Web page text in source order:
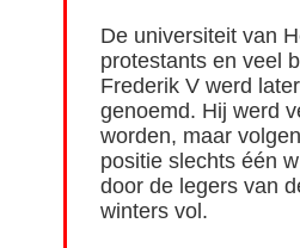
De universiteit van
protestants en veel
Frederik V werd
genoemd. Hij werd
worden, maar
positie slechts één
door de legers van
winters vol.